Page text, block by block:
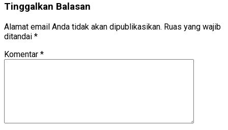
Tinggalkan Balasan
Alamat email Anda tidak akan dipublikasikan. Ruas yang wajib
ditandai *
Komentar *